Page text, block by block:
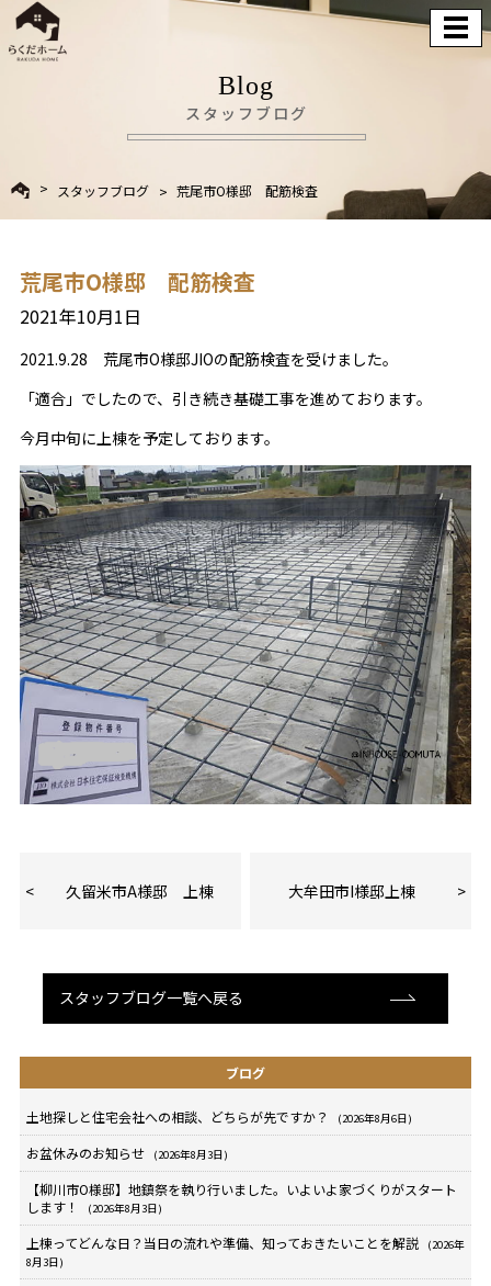
Blog
スタッフブログ
スタッフブログ 荒尾市O様邸 配筋検査
荒尾市O様邸 配筋検査
2021年10月1日
2021.9.28 荒尾市O様邸JIOの配筋検査を受けました。
「適合」でしたので、引き続き基礎工事を進めております。
今月中旬に上棟を予定しております。
久留米市A様邸 上棟 大牟田市I様邸上棟
スタッフブログ一覧へ戻る
ブログ
土地探しと住宅会社への相談、どちらが先ですか？ (2026年8月6日)
お盆休みのお知らせ (2026年8月3日)
【柳川市O様邸】地鎮祭を執り行いました。いよいよ家づくりがスタート
します！
(2026年8月3日)
上棟ってどんな日？当日の流れや準備、知っておきたいことを解説
(2026年
8月3日)